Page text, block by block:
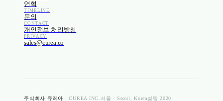
연혁
TIMELINE
문의
CONTACT
개인정보 처리방침
PRIVACY
sales@curea.co
주식회사 큐레아 · CUREA INC. 서울 · Seoul, Korea 설립 2020